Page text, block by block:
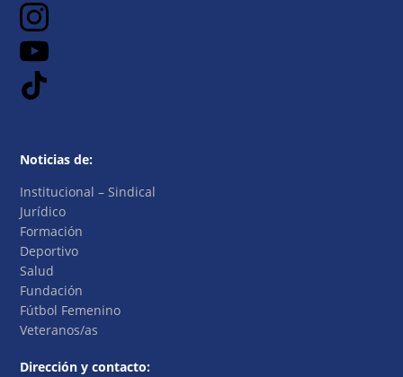
Noticias de:
Institucional – Sindical
Jurídico
Formación
Deportivo
Salud
Fundación
Fútbol Femenino
Veteranos/as
Dirección y contacto: